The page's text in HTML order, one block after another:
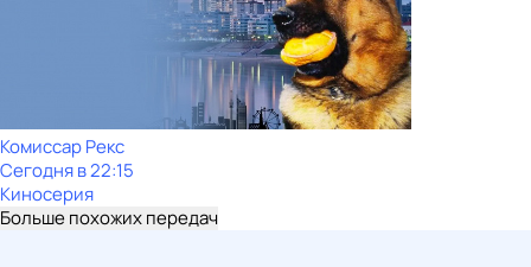
Комиссар Рекс
Сегодня в 22:15
Киносерия
Больше похожих передач